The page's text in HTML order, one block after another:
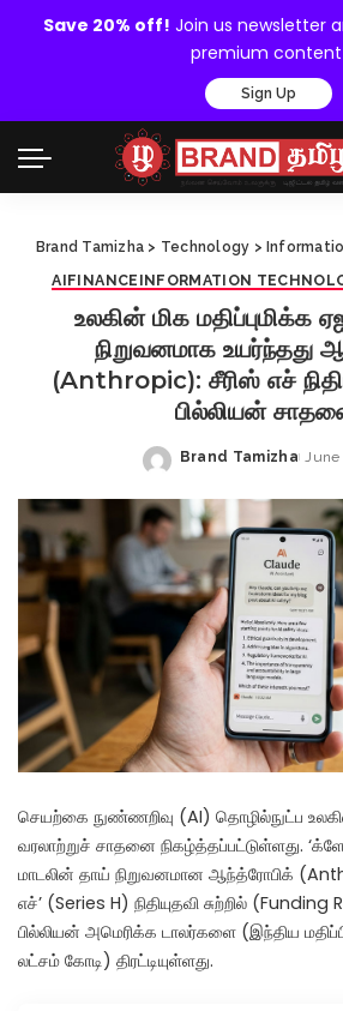
Save 20% off! Join us newsletter
premium
Sign Up
Brand Tamizha > Technology >
AIFINANCE INFORMATION
உலகின் மிக மதிப்புமிக்க
நிறுவனமாக உயர்ந்தது
(Anthropic): சீரிஸ் எச்
பில்லியன்
Posted
Brand Tamizha June
செயற்கை நுண்ணறிவு (AI) தொழில்நுட்ப
வரலாற்றுச் சாதனை நிகழ்த்தப்பட்டுள்ளது.
மாடலின் தாய் நிறுவனமான ஆந்த்ரோபிக்
எச்’ (Series H) நிதியுதவி சுற்றில் (Funding
பில்லியன் அமெரிக்க டாலர்களை (இந்திய
லட்சம் கோடி) திரட்டியுள்ளது.